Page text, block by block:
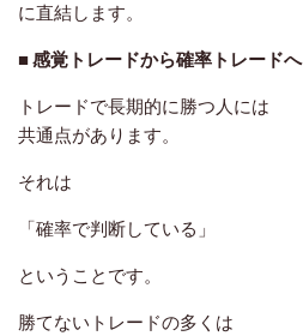
に直結します。
■ 感覚トレードから確率トレードへ
トレードで長期的に勝つ人には
共通点があります。
それは
「確率で判断している」
ということです。
勝てないトレードの多くは